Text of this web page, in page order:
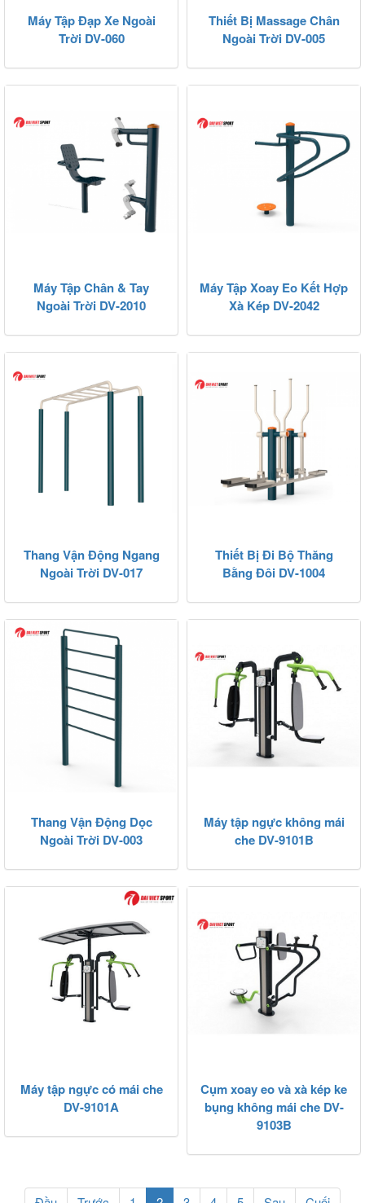
Máy Tập Đạp Xe Ngoài
Trời DV-060
Thiết Bị Massage Chân
Ngoài Trời DV-005
Máy Tập Chân & Tay
Ngoài Trời DV-2010
Máy Tập Xoay Eo Kết Hợp
Xà Kép DV-2042
Thang Vận Động Ngang
Ngoài Trời DV-017
Thiết Bị Đi Bộ Thăng
Bằng Đôi DV-1004
Thang Vận Động Dọc
Ngoài Trời DV-003
Máy tập ngực không mái
che DV-9101B
Máy tập ngực có mái che
DV-9101A
Cụm xoay eo và xà kép ke
bụng không mái che DV-
9103B